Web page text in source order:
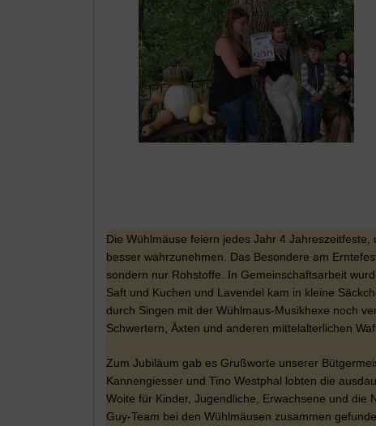
Die Wühlmäuse feiern jedes Jahr 4
besser wahrzunehmen. Das Besondere am
sondern nur Rohstoffe. In Gemeinschaftsarbeit
Saft und Kuchen und Lavendel kam in kleine
durch Singen mit der Wühlmaus-Musikhexe noch
Schwertern, Äxten und anderen mittelalterlichen
Zum Jubiläum gab es Grußworte unserer
Kannengiesser und Tino Westphal lobten die
Woite für Kinder, Jugendliche, Erwachsene und die
Guy-Team bei den Wühlmäusen zusammen